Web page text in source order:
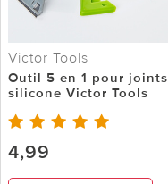
Victor Tools
Outil 5 en 1 pour joints
silicone Victor Tools
4,99